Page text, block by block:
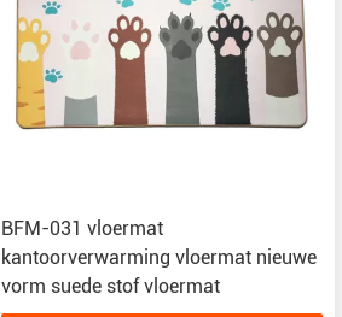
BFM-031 vloermat
kantoorverwarming vloermat nieuwe
vorm suede stof vloermat